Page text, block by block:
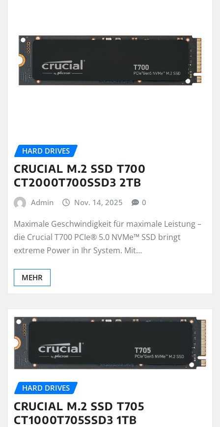
HARD DRIVES
CRUCIAL M.2 SSD T700
CT2000T700SSD3 2TB
Admin Nov. 14, 2025 0
Maximale Geschwindigkeit für maximale Leistung –
die Crucial T700 PCIe® 5.0 NVMe™ SSD bringt
extreme Power in Ihr System. Mit…
MEHR
HARD DRIVES
CRUCIAL M.2 SSD T705
CT1000T705SSD3 1TB